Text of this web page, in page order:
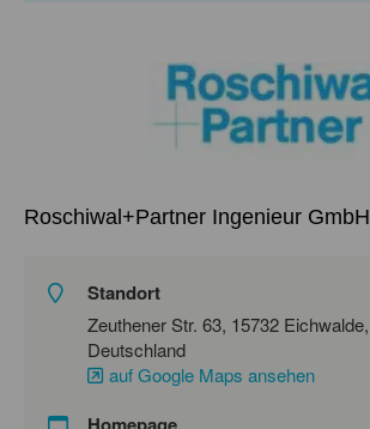
Roschiwal+Partner Ingenieur GmbH
Standort
Zeuthener Str. 63, 15732 Eichwalde, Brandenburg,
Deutschland
auf Google Maps ansehen